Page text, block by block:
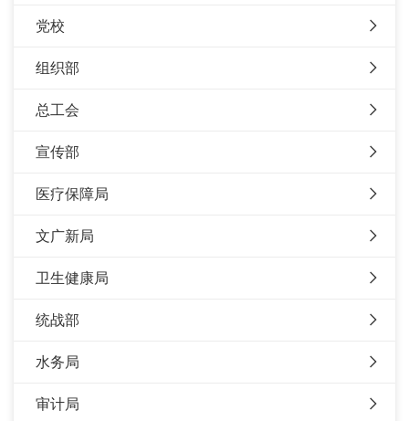
党校
组织部
总工会
宣传部
医疗保障局
文广新局
卫生健康局
统战部
水务局
审计局